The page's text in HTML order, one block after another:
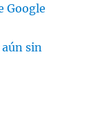
Google
sin